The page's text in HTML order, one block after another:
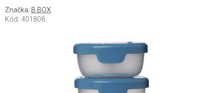
Značka: B.BOX
Kód: 401808